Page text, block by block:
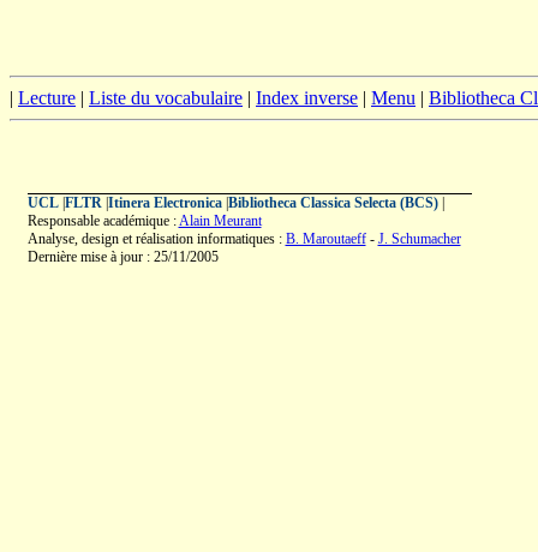
| Lecture | Liste du vocabulaire | Index inverse | Menu | Bibliotheca
UCL| FLTR| Itinera Electronica| Bibliotheca Classica Selecta (BCS)|
Responsable académique :Alain Meurant
Analyse, design et réalisation informatiques : B. Maroutaeff- J. Schumacher
Dernière mise à jour : 25/11/2005